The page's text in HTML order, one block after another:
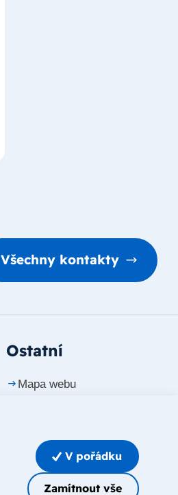
Všechny kontakty
Ostatní
Mapa webu
Whistleblowing
Upravit nastavení cookies
Zamítnout vše
V pořádku